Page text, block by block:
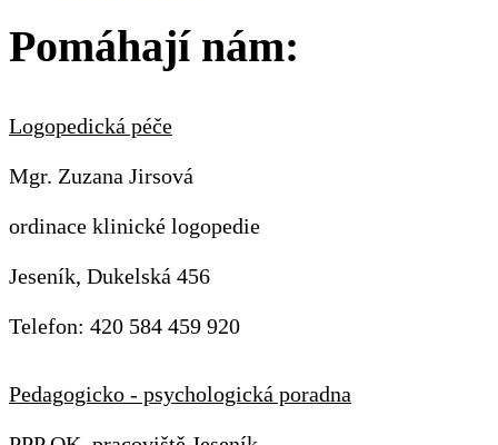
Pomáhají nám:
Logopedická péče
Mgr. Zuzana Jirsová
ordinace klinické logopedie
Jeseník, Dukelská 456
Telefon: 420 584 459 920
Pedagogicko - psychologická poradna